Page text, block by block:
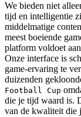
We bieden niet
tijd en intelligentie
middelmatige
meest boeiende
platform voldoet
Onze interface is
game-ervaring te
duizenden
Football Cup
die je tijd waard is.
van de kwaliteit die